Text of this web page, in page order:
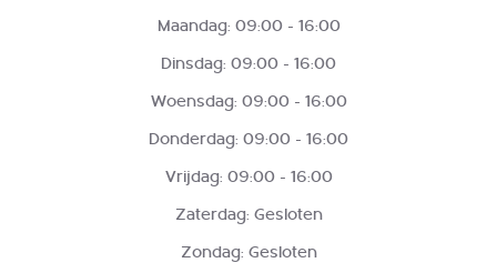
Maandag: 09:00 - 16:00
Dinsdag: 09:00 - 16:00
Woensdag: 09:00 - 16:00
Donderdag: 09:00 - 16:00
Vrijdag: 09:00 - 16:00
Zaterdag: Gesloten
Zondag: Gesloten